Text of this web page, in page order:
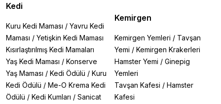
Kedi
Kuru Kedi Maması / Yavru Kedi
Maması / Yetişkin Kedi Maması
Kısırlaştırılmış Kedi Mamaları
Yaş Kedi Maması / Konserve
Yaş Maması / Kedi Ödülü / Kuru
Kedi Ödülü / Me-O Krema Kedi
Ödülü / Kedi Kumları / Sanicat
Kemirgen
Kemirgen Yemleri / Tavşan
Yemi / Kemirgen Krakerleri
Hamster Yemi / Ginepig
Yemleri
Tavşan Kafesi / Hamster
Kafesi